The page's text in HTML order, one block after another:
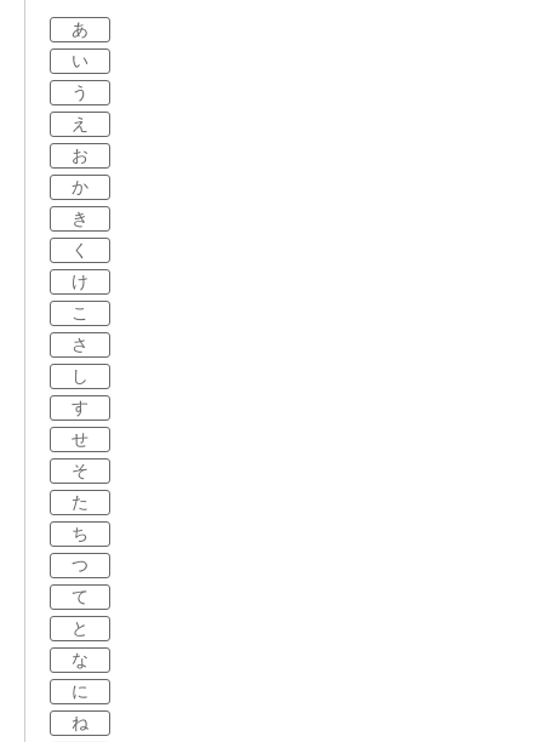
あ
い
う
え
お
か
き
く
け
こ
さ
し
す
せ
そ
た
ち
つ
て
と
な
に
ね